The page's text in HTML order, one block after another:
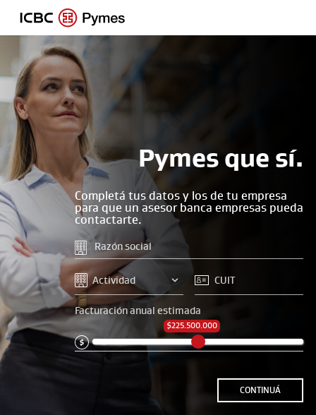
Pymes que sí.
Completá tus datos y los de tu empresa
para que un asesor banca empresas pueda
contactarte.
Facturación anual estimada
$225.500.000
CONTINUÁ